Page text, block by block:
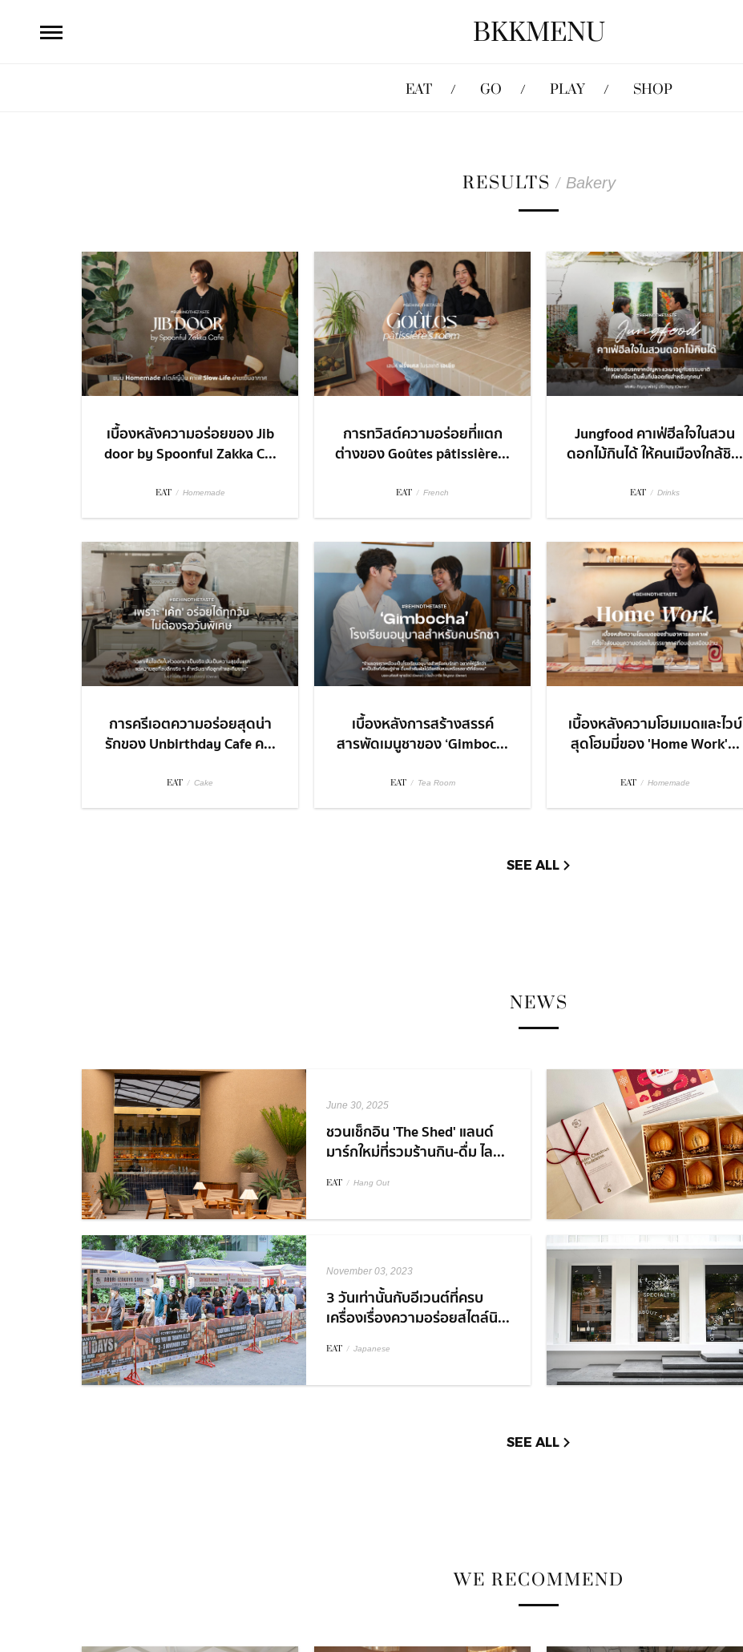
BKKMENU
EAT GO PLAY SHOP
RESULTS / Bakery
เบื้องหลังความอร่อยของ Jib
door by Spoonful Zakka C...
EAT / Homemade
การทวิสต์ความอร่อยที่แตก
ต่างของ Goûtes pâtissière...
EAT / French
Jungfood คาเฟ่ฮีลใจในสวน
ดอกไม้กินได้ ให้คนเมืองใกล้ชิ...
EAT / Drinks
การครีเอตความอร่อยสุดน่า
รักของ Unbirthday Cafe ค...
EAT / Cake
เบื้องหลังการสร้างสรรค์
สารพัดเมนูชาของ ‘Gimboc...
EAT / Tea Room
เบื้องหลังความโฮมเมดและไวบ์
สุดโฮมมี่ของ 'Home Work'...
EAT / Homemade
SEE ALL
NEWS
June 30, 2025
ชวนเช็กอิน 'The Shed' แลนด์
มาร์กใหม่ที่รวมร้านกิน-ดื่ม ไล...
EAT / Hang Out
November 03, 2023
3 วันเท่านั้นกับอีเวนต์ที่ครบ
เครื่องเรื่องความอร่อยสไตล์นิ...
EAT / Japanese
SEE ALL
WE RECOMMEND